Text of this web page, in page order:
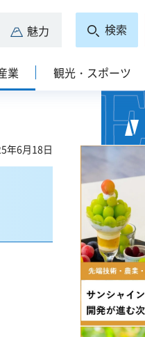
魅力 検索
業 観光・スポーツ
年6月18日